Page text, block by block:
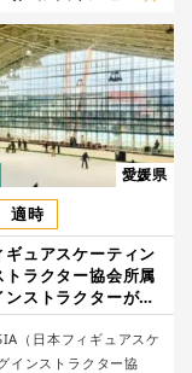
愛媛県
適時
ギュアスケーティン
トラクター協会所属
ンストラクターが指
ト教室/イヨテツス
ンター
（日本フィギュアスケ
インストラクター協